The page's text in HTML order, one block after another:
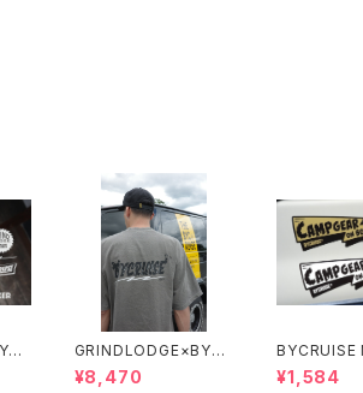
GRINDLODGE×BYC
RUISE T-SHIRT NE
W LOGO
¥8,470
BYCRUISE MAGNET
STICKER
¥1,584